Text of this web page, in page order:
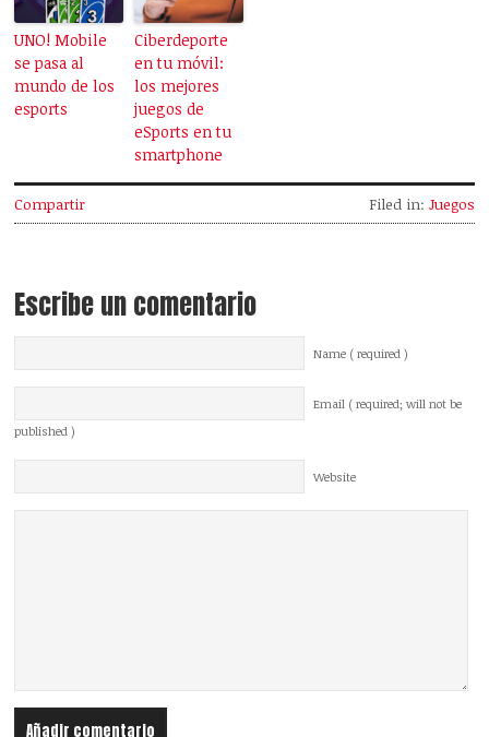
UNO! Mobile
se pasa al
mundo de los
esports
Ciberdeporte
en tu móvil:
los mejores
juegos de
eSports en tu
smartphone
Compartir Filed in: Juegos
Escribe un comentario
Name ( required )
Email ( required; will not be
published )
Website